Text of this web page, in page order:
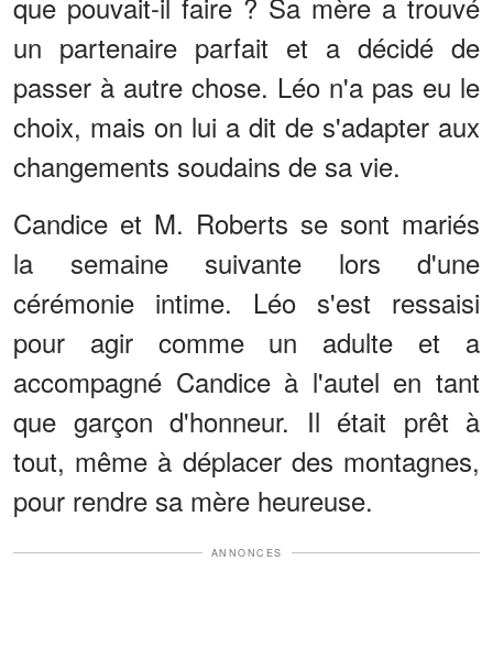
un partenaire parfait et a décidé de
passer à autre chose. Léo n'a pas eu le
choix, mais on lui a dit de s'adapter aux
changements soudains de sa vie.
Candice et M. Roberts se sont mariés
la semaine suivante lors d'une
cérémonie intime. Léo s'est ressaisi
pour agir comme un adulte et a
accompagné Candice à l'autel en tant
que garçon d'honneur. Il était prêt à
tout, même à déplacer des montagnes,
pour rendre sa mère heureuse.
ANNONCES